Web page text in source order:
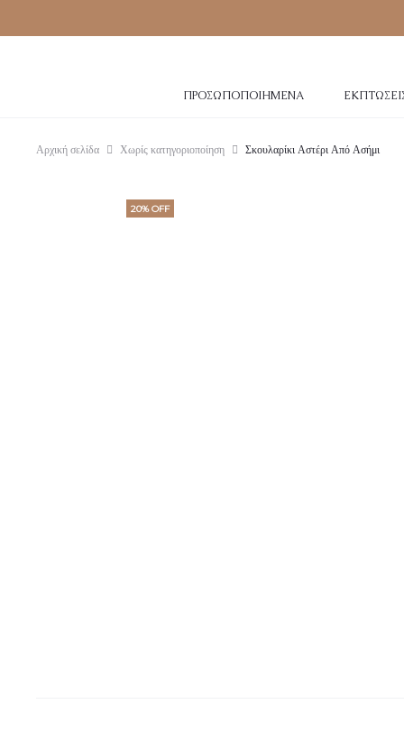
ΠΡΟΣΩΠΟΠΟΙΗΜΈΝΑ
Αρχική σελίδα Χωρίς κατηγοριοποίηση Σκουλαρίκι Αστέρι Από Ασήμι
20% OFF